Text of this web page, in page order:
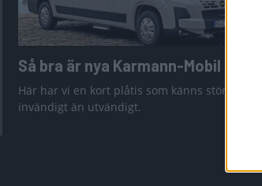
Så bra är nya Karmann-Mobil
Här har vi en kort plåtis som känns större
invändigt än utvändigt.